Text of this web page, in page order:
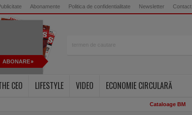
Abonamente Politica de confidentialitate Newsletter Contact
ABONARE
CEO LIFESTYLE VIDEO
ECONOMIE CIRCULARĂ
Cataloage BM